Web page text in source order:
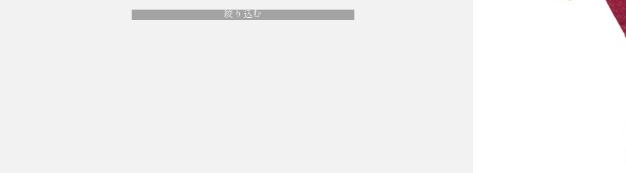
絞り込む